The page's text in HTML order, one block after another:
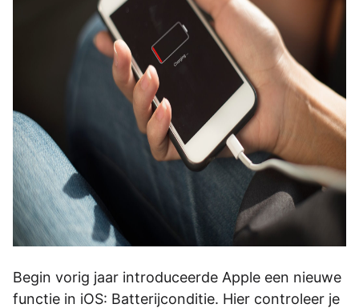
Begin vorig jaar introduceerde Apple een nieuwe
functie in iOS: Batterijconditie. Hier controleer je